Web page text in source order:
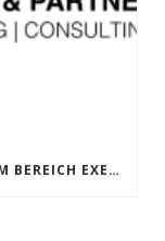
DIE BESTEN PERSONALVERMITTLER IM BEREICH EXECUTIVE SEARCH 2024